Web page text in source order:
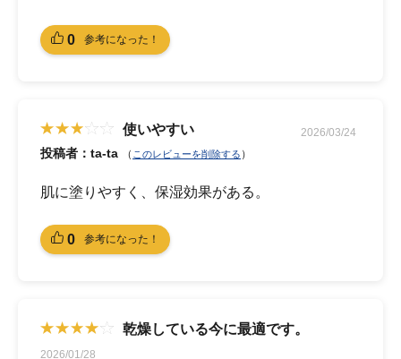
0 参考になった！
使いやすい 2026/03/24
投稿者：ta-ta （ このレビューを削除する ）
肌に塗りやすく、保湿効果がある。
0 参考になった！
乾燥している今に最適です。
2026/01/28